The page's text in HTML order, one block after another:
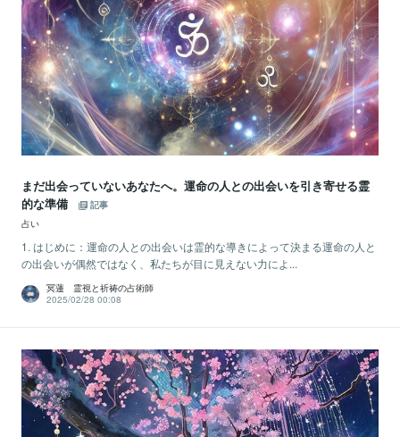
まだ出会っていないあなたへ。運命の人との出会いを引き寄せる霊
的な準備
記事
占い
1. はじめに：運命の人との出会いは霊的な導きによって決まる運命の人と
の出会いが偶然ではなく、私たちが目に見えない力によ...
冥蓮 霊視と祈祷の占術師
2025/02/28 00:08